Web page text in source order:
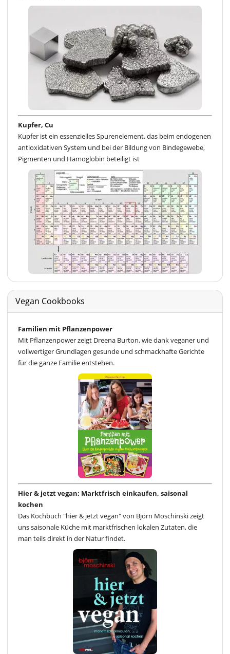
Kupfer, Cu
Kupfer ist ein essenzielles Spurenelement, das beim endogenen
antioxidativen System und bei der Bildung von Bindegewebe,
Pigmenten und Hämoglobin beteiligt ist
Vegan Cookbooks
Familien mit Pflanzenpower
Mit Pflanzenpower zeigt Dreena Burton, wie dank veganer und
vollwertiger Grundlagen gesunde und schmackhafte Gerichte
für die ganze Familie entstehen.
Hier & jetzt vegan: Marktfrisch einkaufen, saisonal
kochen
Das Kochbuch "hier & jetzt vegan" von Björn Moschinski zeigt
uns saisonale Küche mit marktfrischen lokalen Zutaten, die
man teils direkt in der Natur findet.